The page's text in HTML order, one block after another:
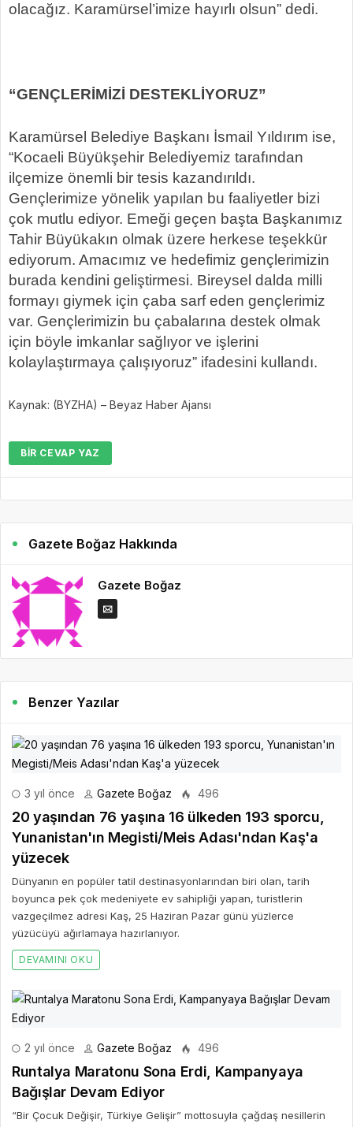
olacağız. Karamürsel’imize hayırlı olsun” dedi.
“GENÇLERİMİZİ DESTEKLİYORUZ”
Karamürsel Belediye Başkanı İsmail Yıldırım ise,
“Kocaeli Büyükşehir Belediyemiz tarafından
ilçemize önemli bir tesis kazandırıldı.
Gençlerimize yönelik yapılan bu faaliyetler bizi
çok mutlu ediyor. Emeği geçen başta Başkanımız
Tahir Büyükakın olmak üzere herkese teşekkür
ediyorum. Amacımız ve hedefimiz gençlerimizin
burada kendini geliştirmesi. Bireysel dalda milli
formayı giymek için çaba sarf eden gençlerimiz
var. Gençlerimizin bu çabalarına destek olmak
için böyle imkanlar sağlıyor ve işlerini
kolaylaştırmaya çalışıyoruz” ifadesini kullandı.
Kaynak: (BYZHA) – Beyaz Haber Ajansı
BIR CEVAP YAZ
Gazete Boğaz Hakkında
Gazete Boğaz
Benzer Yazılar
3 yıl önce Gazete Boğaz 496
20 yaşından 76 yaşına 16 ülkeden 193 sporcu,
Yunanistan'ın Megisti/Meis Adası'ndan Kaş'a
yüzecek
Dünyanın en popüler tatil destinasyonlarından biri olan, tarih
boyunca pek çok medeniyete ev sahipliği yapan, turistlerin
vazgeçilmez adresi Kaş, 25 Haziran Pazar günü yüzlerce
yüzücüyü ağırlamaya hazırlanıyor.
DEVAMINI OKU
2 yıl önce Gazete Boğaz 496
Runtalya Maratonu Sona Erdi, Kampanyaya
Bağışlar Devam Ediyor
“Bir Çocuk Değişir, Türkiye Gelişir” mottosuyla çağdaş nesillerin